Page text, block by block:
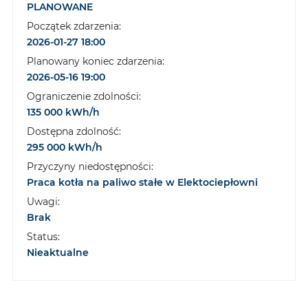
PLANOWANE
Początek zdarzenia:
2026-01-27 18:00
Planowany koniec zdarzenia:
2026-05-16 19:00
Ograniczenie zdolności:
135 000 kWh/h
Dostępna zdolność:
295 000 kWh/h
Przyczyny niedostępności:
Praca kotła na paliwo stałe w Elektociepłowni
Uwagi:
Brak
Status:
Nieaktualne